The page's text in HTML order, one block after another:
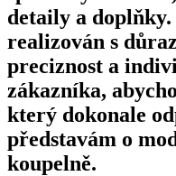
detaily a
realizován s
preciznost a
zákazníka,
který dokonale
představám o
koupelně.